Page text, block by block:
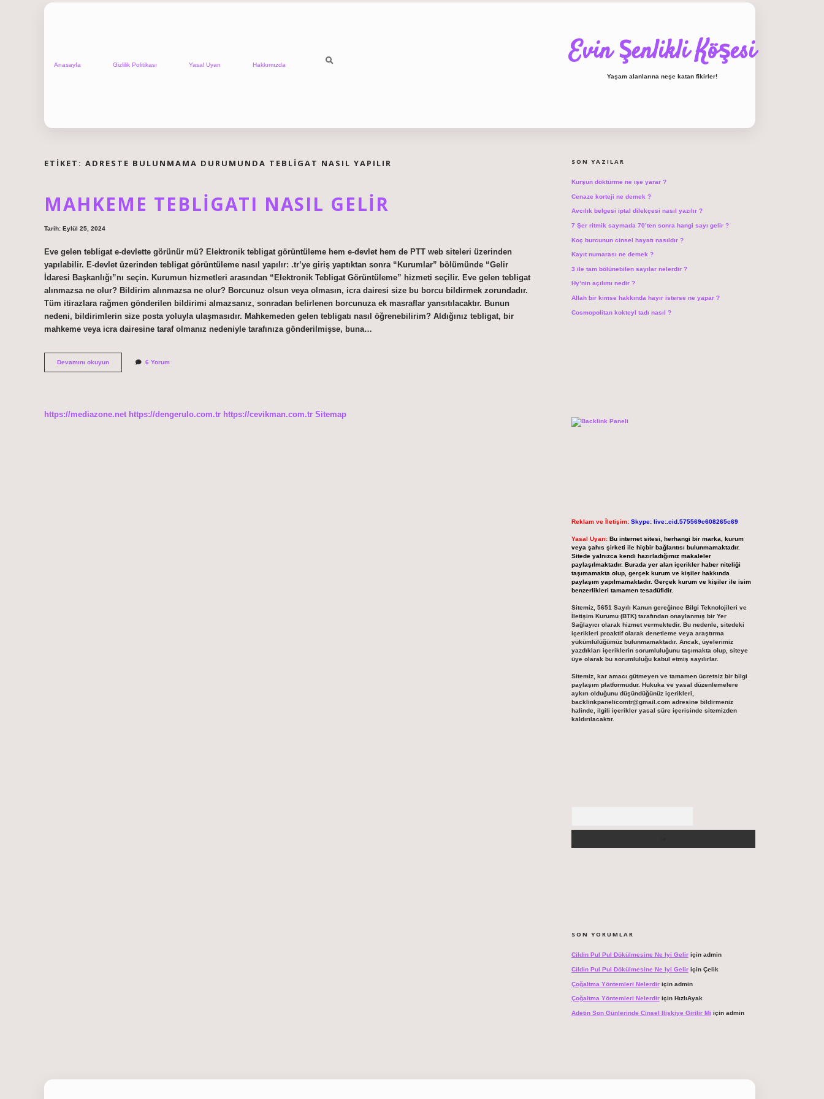
Anasayfa Gizlilik Politikası Yasal Uyarı Hakkımızda Evin Şenlikli Köşesi
Yaşam alanlarına neşe katan fikirler!
ETIKET: ADRESTE BULUNMAMA DURUMUNDA TEBLIGAT NASIL YAPILIR
MAHKEME TEBLIGATI NASIL GELIR
Tarih: Eylül 25, 2024
Eve gelen tebligat e-devlette görünür mü? Elektronik tebligat görüntüleme hem e-devlet hem de PTT web siteleri üzerinden
yapılabilir. E-devlet üzerinden tebligat görüntüleme nasıl yapılır: .tr’ye giriş yaptıktan sonra “Kurumlar” bölümünde “Gelir
İdaresi Başkanlığı”nı seçin. Kurumun hizmetleri arasından “Elektronik Tebligat Görüntüleme” hizmeti seçilir. Eve gelen tebligat
alınmazsa ne olur? Bildirim alınmazsa ne olur? Borcunuz olsun veya olmasın, icra dairesi size bu borcu bildirmek zorundadır.
Tüm itirazlara rağmen gönderilen bildirimi almazsanız, sonradan belirlenen borcunuza ek masraflar yansıtılacaktır. Bunun
nedeni, bildirimlerin size posta yoluyla ulaşmasıdır. Mahkemeden gelen tebligatı nasıl öğrenebilirim? Aldığınız tebligat, bir
mahkeme veya icra dairesine taraf olmanız nedeniyle tarafınıza gönderilmişse, buna…
Devamını okuyunMahkeme
Tebligatı
6 Yorum
https://mediazone.net https://dengerulo.com.tr https://cevikman.com.tr Sitemap
SON YAZILAR
Kurşun döktürme ne işe yarar ?
Cenaze korteji ne demek ?
Avcılık belgesi iptal dilekçesi nasıl yazılır ?
7 Şer ritmik saymada 70’ten sonra hangi sayı gelir ?
Koç burcunun cinsel hayatı nasıldır ?
Kayıt numarası ne demek ?
3 ile tam bölünebilen sayılar nelerdir ?
Hy’nin açılımı nedir ?
Allah bir kimse hakkında hayır isterse ne yapar ?
Cosmopolitan kokteyl tadı nasıl ?
Reklam ve İletişim: Skype: live:.cid.575569c608265c69
Yasal Uyarı: Bu internet sitesi, herhangi bir marka, kurum
veya şahıs şirketi ile hiçbir bağlantısı bulunmamaktadır.
Sitede yalnızca kendi hazırladığımız makaleler
paylaşılmaktadır. Burada yer alan içerikler haber niteliği
taşımamakta olup, gerçek kurum ve kişiler hakkında
paylaşım yapılmamaktadır. Gerçek kurum ve kişiler ile isim
benzerlikleri tamamen tesadüfidir.
Sitemiz, 5651 Sayılı Kanun gereğince Bilgi Teknolojileri ve
İletişim Kurumu (BTK) tarafından onaylanmış bir Yer
Sağlayıcı olarak hizmet vermektedir. Bu nedenle, sitedeki
içerikleri proaktif olarak denetleme veya araştırma
yükümlülüğümüz bulunmamaktadır. Ancak, üyelerimiz
yazdıkları içeriklerin sorumluluğunu taşımakta olup, siteye
üye olarak bu sorumluluğu kabul etmiş sayılırlar.
Sitemiz, kar amacı gütmeyen ve tamamen ücretsiz bir bilgi
paylaşım platformudur. Hukuka ve yasal düzenlemelere
aykırı olduğunu düşündüğünüz içerikleri,
backlinkpanelicomtr@gmail.comadresine bildirmeniz
halinde, ilgili içerikler yasal süre içerisinde sitemizden
kaldırılacaktır.
SON YORUMLAR
Cildin Pul Pul Dökülmesine Ne Iyi Geliriçin admin
Cildin Pul Pul Dökülmesine Ne Iyi Geliriçin Çelik
Çoğaltma Yöntemleri Nelerdiriçin admin
Çoğaltma Yöntemleri Nelerdiriçin HızlıAyak
Adetin Son Günlerinde Cinsel Ilişkiye Girilir Mi için admin